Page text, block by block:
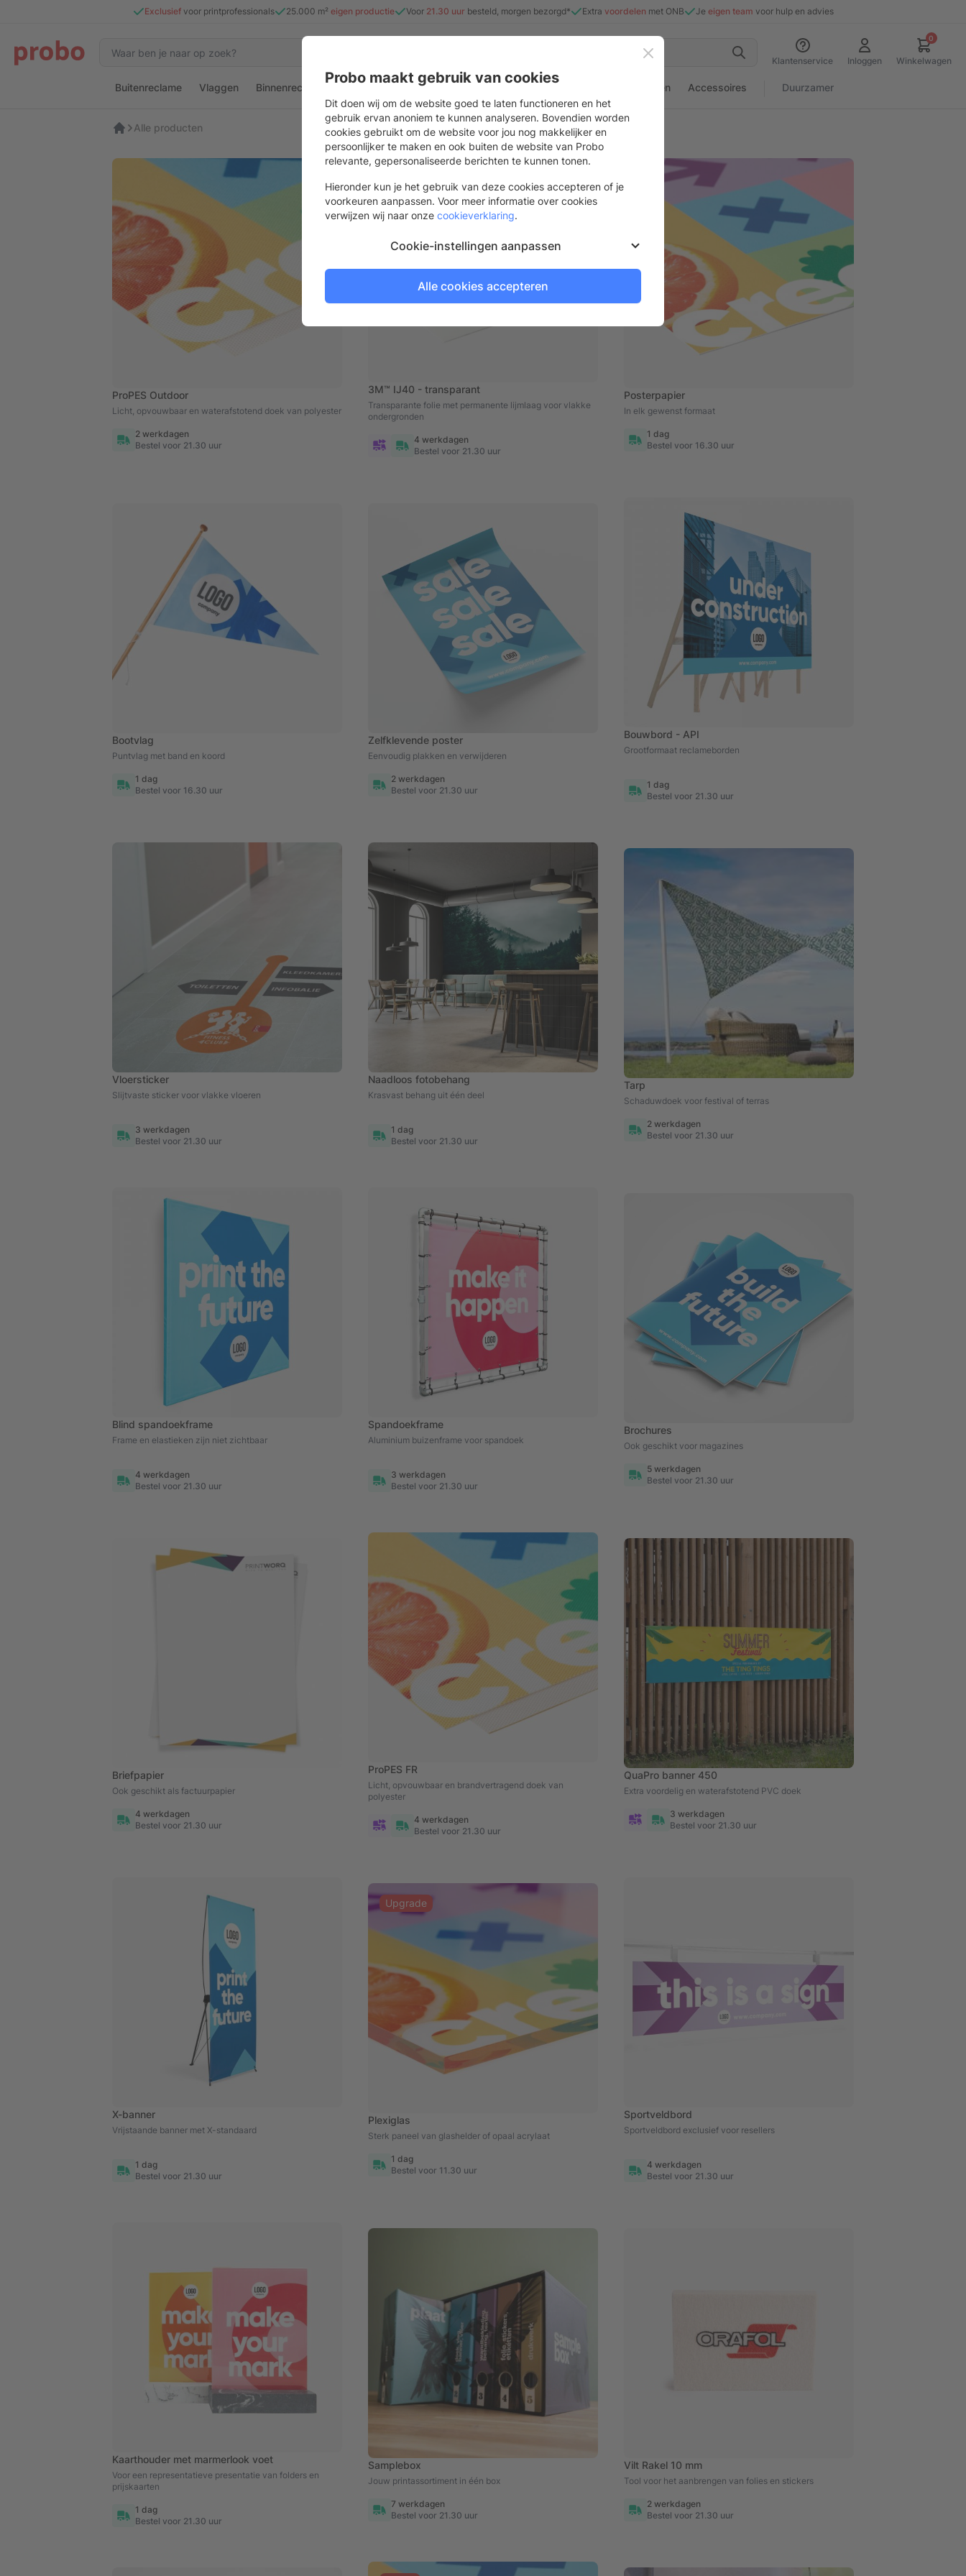
Exclusief voor printprofessionals 25.000 m² eigen productie Voor21.30 uur besteld, morgen bezorgd* Extra voordelen met ONB Je eigen team voor hulp en advies
Klantenservice
0
Winkelwagen
Inloggen
Buitenreclame Vlaggen Binnenreclame Beurs & evenement Interieur Stickers & drukwerk Materialen Accessoires Duurzamer
Alle producten
ProPES Outdoor
Licht, opvouwbaar en waterafstotend doek van polyester
2 werkdagen
Bestel voor 21.30 uur
3M™ IJ40 - transparant
Transparante folie met permanente lijmlaag voor vlakke
ondergronden
4 werkdagen
Bestel voor 21.30 uur
Posterpapier
In elk gewenst formaat
1 dag
Bestel voor 16.30 uur
Bootvlag
Puntvlag met band en koord
1 dag
Bestel voor 16.30 uur
Zelfklevende poster
Eenvoudig plakken en verwijderen
2 werkdagen
Bestel voor 21.30 uur
Bouwbord - API
Grootformaat reclameborden
1 dag
Bestel voor 21.30 uur
Vloersticker
Slijtvaste sticker voor vlakke vloeren
3 werkdagen
Bestel voor 21.30 uur
Naadloos fotobehang
Krasvast behang uit één deel
1 dag
Bestel voor 21.30 uur
Tarp
Schaduwdoek voor festival of terras
2 werkdagen
Bestel voor 21.30 uur
Blind spandoekframe
Frame en elastieken zijn niet zichtbaar
4 werkdagen
Bestel voor 21.30 uur
Spandoekframe
Aluminium buizenframe voor spandoek
3 werkdagen
Bestel voor 21.30 uur
Brochures
Ook geschikt voor magazines
5 werkdagen
Bestel voor 21.30 uur
Briefpapier
Ook geschikt als factuurpapier
4 werkdagen
Bestel voor 21.30 uur
ProPES FR
Licht, opvouwbaar en brandvertragend doek van
polyester
4 werkdagen
Bestel voor 21.30 uur
QuaPro banner 450
Extra voordelig en waterafstotend PVC doek
3 werkdagen
Bestel voor 21.30 uur
X-banner
Vrijstaande banner met X-standaard
1 dag
Bestel voor 21.30 uur
Upgrade
Plexiglas
Sterk paneel van glashelder of opaal acrylaat
1 dag
Bestel voor 11.30 uur
Sportveldbord
Sportveldbord exclusief voor resellers
4 werkdagen
Bestel voor 21.30 uur
Kaarthouder met marmerlook voet
Voor een representatieve presentatie van folders en
prijskaarten
1 dag
Bestel voor 21.30 uur
Samplebox
Jouw printassortiment in één box
7 werkdagen
Bestel voor 21.30 uur
Vilt Rakel 10 mm
Tool voor het aanbrengen van folies en stickers
2 werkdagen
Bestel voor 21.30 uur
Sluiten
Probo maakt gebruik van cookies
Dit doen wij om de website goed te laten functioneren en het
gebruik ervan anoniem te kunnen analyseren. Bovendien worden
cookies gebruikt om de website voor jou nog makkelijker en
persoonlijker te maken en ook buiten de website van Probo
relevante, gepersonaliseerde berichten te kunnen tonen.
Hieronder kun je het gebruik van deze cookies accepteren of je
voorkeuren aanpassen. Voor meer informatie over cookies
verwijzen wij naar onze cookieverklaring.
Cookie-instellingen aanpassen
Alle cookies accepteren